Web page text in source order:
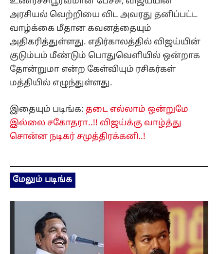
அரசியல் வெற்றியை விட அவரது தனிப்பட்ட
வாழ்க்கை மீதான கவனத்தையும்
அதிகரித்துள்ளது. எதிர்காலத்தில் விஜய்யின்
குடும்பம் மீண்டும் பொதுவெளியில் ஒன்றாக
தோன்றுமா என்ற கேள்வியும் ரசிகர்கள்
மத்தியில் எழுந்துள்ளது.
இதையும் படிங்க: தடை எல்லாம் ஒன்றுமே
இல்லை சகோதரா..!! விஜய்க்கு வாழ்த்து
சொன்ன நடிகர் சமுத்திரக்கனி..!
மேலும் படிங்க